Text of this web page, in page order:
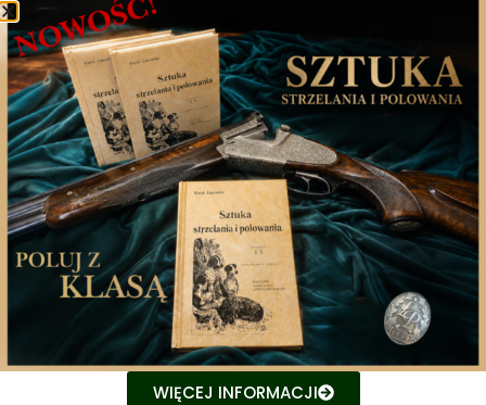
Poprzedni artykuł
Aplikacja mobilna
Nasza aplikacja to doskonały towarzysz każdego
miłośnika łowiectwa, który pragnie pozostać na
bieżąco z najnowszymi treściami związanych stron.
Śledź aktualne wydarzenia
Udostępniaj treści znajomym
WIĘCEJ INFORMACJI